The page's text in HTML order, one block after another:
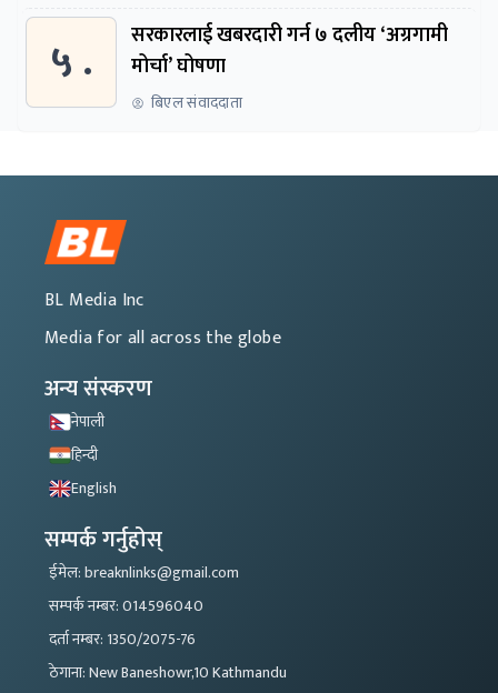
५ .
सरकारलाई खबरदारी गर्न ७ दलीय ‘अग्रगामी
मोर्चा’ घोषणा
बिएल संवाददाता
BL Media Inc
Media for all across the globe
अन्य संस्करण
नेपाली
हिन्दी
English
सम्पर्क गर्नुहोस्
ईमेल: breaknlinks@gmail.com
सम्पर्क नम्बर: 014596040
दर्ता नम्बर: 1350/2075-76
ठेगाना: New Baneshowr,10 Kathmandu